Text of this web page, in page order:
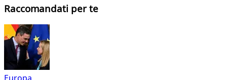
Raccomandati per te